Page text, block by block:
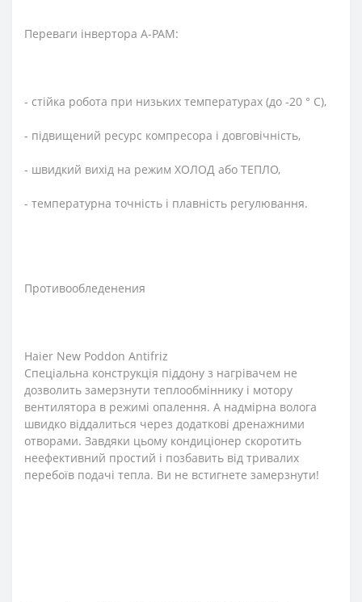
Переваги інвертора A-PAM:
- стійка робота при низьких температурах (до -20 ° С),
- підвищений ресурс компресора і довговічність,
- швидкий вихід на режим ХОЛОД або ТЕПЛО,
- температурна точність і плавність регулювання.
Противообледенения
Haier New Poddon Antifriz
Спеціальна конструкція піддону з нагрівачем не
дозволить замерзнути теплообміннику і мотору
вентилятора в режимі опалення. А надмірна волога
швидко віддалиться через додаткові дренажними
отворами. Завдяки цьому кондиціонер скоротить
неефективний простий і позбавить від тривалих
перебоїв подачі тепла. Ви не встигнете замерзнути!